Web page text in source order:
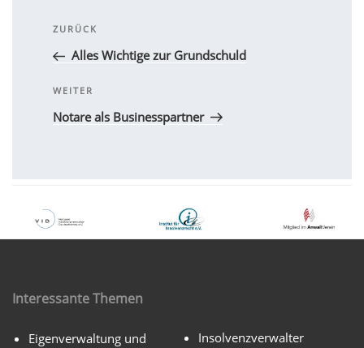
Beitragsnavigation
Vorheriger
Beitrag
ZURÜCK
Alles Wichtige zur Grundschuld
Nächster
Beitrag
WEITER
Notare als Businesspartner
Interessante Themen
Eigenverwaltung und
Insolvenzverwalter